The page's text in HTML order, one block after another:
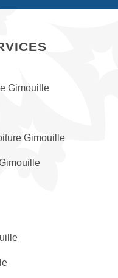
Gimouille
Gimouille